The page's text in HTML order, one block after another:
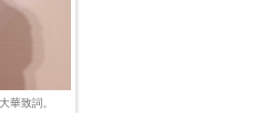
華致詞。